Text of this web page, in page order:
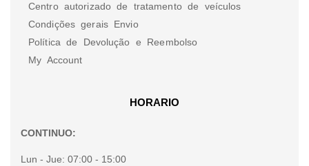
Centro autorizado de tratamento de veículos
Condições gerais Envio
Política de Devolução e Reembolso
My Account
HORARIO
CONTINUO:
Lun - Jue: 07:00 - 15:00